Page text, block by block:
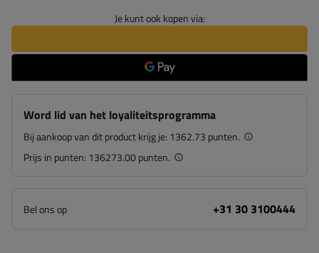
Je kunt ook kopen via:
Word lid van het loyaliteitsprogramma
Bij aankoop van dit product krijg je: 1362.73 punten.
Prijs in punten: 136273.00 punten.
Bel ons op +31 30 3100444